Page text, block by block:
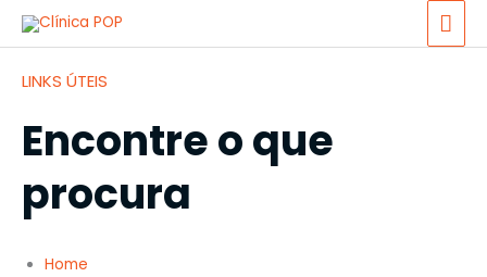
para
conteúdo
LINKS ÚTEIS
Encontre o que
procura
Home